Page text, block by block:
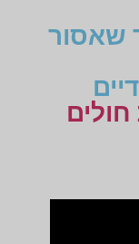
שאסור